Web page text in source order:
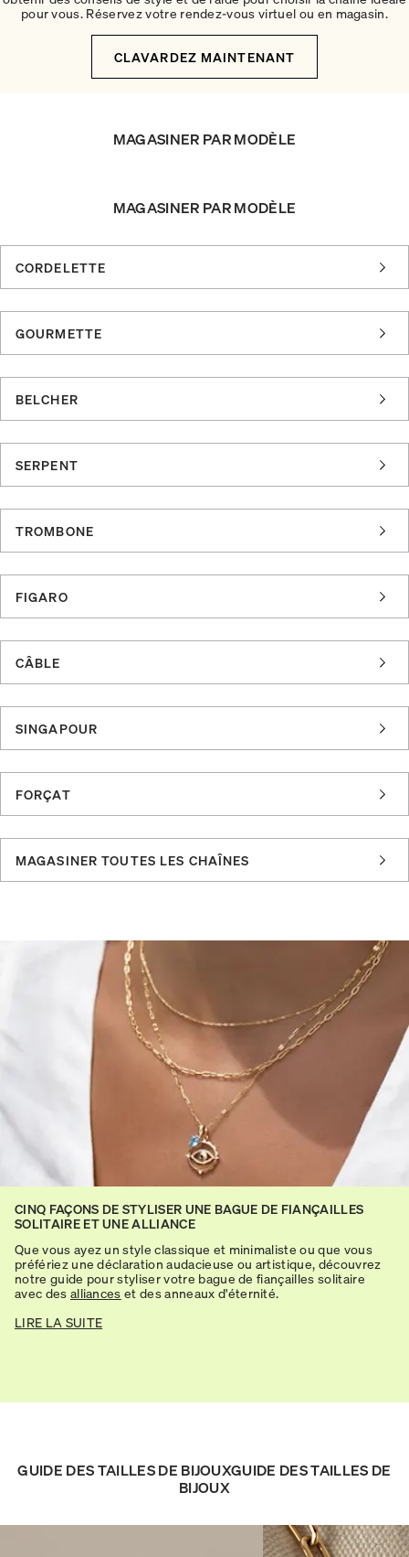
pour vous. Réservez votre rendez-vous virtuel ou en magasin.
CLAVARDEZ MAINTENANT
MAGASINER PAR MODÈLE
MAGASINER PAR MODÈLE
CORDELETTE
GOURMETTE
BELCHER
SERPENT
TROMBONE
FIGARO
CÂBLE
SINGAPOUR
FORÇAT
MAGASINER TOUTES LES CHAÎNES
CINQ FAÇONS DE STYLISER UNE BAGUE DE FIANÇAILLES
SOLITAIRE ET UNE ALLIANCE
Que vous ayez un style classique et minimaliste ou que vous
préfériez une déclaration audacieuse ou artistique, découvrez
notre guide pour styliser votre bague de fiançailles solitaire
avec des alliances et des anneaux d'éternité.
LIRE LA SUITE
GUIDE DES TAILLES DE BIJOUXGUIDE DES TAILLES DE
BIJOUX